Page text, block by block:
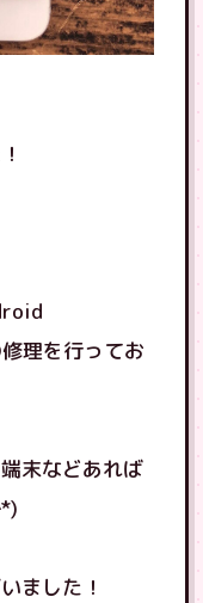
理を行ってお
末などあれば
ました！